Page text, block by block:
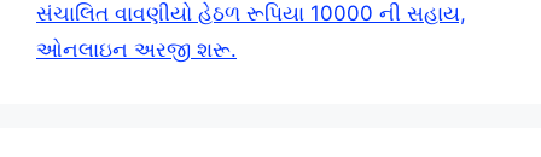
સંચાલિત વાવણીયો હેઠળ રૂપિયા 10000 ની સહાય,
ઓનલાઇન અરજી શરૂ.